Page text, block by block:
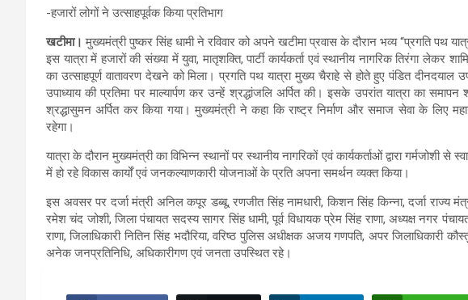
-हजारों लोगों ने उत्साहपूर्वक किया प्रतिभाग
खटीमा। मुख्यमंत्री पुष्कर सिंह धामी ने रविवार को अपने खटीमा प्रवास के दौरान भव्य “प्रगति पथ
इस यात्रा में हजारों की संख्या में युवा, मातृशक्ति, पार्टी कार्यकर्ता एवं स्थानीय नागरिक तिरंगा
का उत्साहपूर्ण वातावरण देखने को मिला। प्रगति पथ यात्रा मुख्य चैराहे से होते हुए पंडित दीनदयाल
उपाध्याय की प्रतिमा पर माल्यार्पण कर उन्हें श्रद्धांजलि अर्पित की। इसके उपरांत यात्रा का
श्रद्धासुमन अर्पित कर किया गया। मुख्यमंत्री ने कहा कि राष्ट्र निर्माण और समाज सेवा के लिए
रहेगा।
यात्रा के दौरान मुख्यमंत्री का विभिन्न स्थानों पर स्थानीय नागरिकों एवं कार्यकर्ताओं द्वारा गर्मजोशी
में हो रहे विकास कार्यों एवं जनकल्याणकारी योजनाओं के प्रति अपना समर्थन व्यक्त किया।
इस अवसर पर दर्जा मंत्री अनिल कपूर डब्बू, रणजीत सिंह नामधारी, किशन सिंह किन्ना, दर्जा राज्य
रमेश चंद जोशी, जिला पंचायत सदस्य सागर सिंह धामी, पूर्व विधायक प्रेम सिंह राणा, अध्यक्ष नगर
राणा, जिलाधिकारी नितिन सिंह भदौरिया, वरिष्ठ पुलिस अधीक्षक अजय गणपति, अपर जिलाधिकारी
अनेक जनप्रतिनिधि, अधिकारीगण एवं जनता उपस्थित रहे।